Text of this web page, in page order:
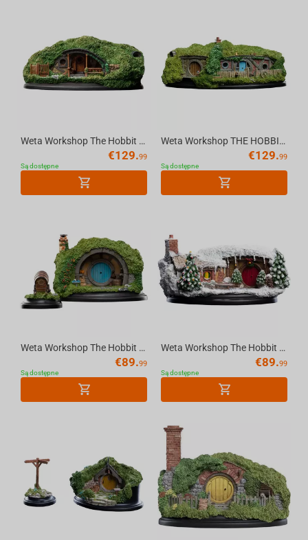
Weta Workshop The Hobbit - Hole 39 Low Road Environment
€129.99
Są dostępne
Weta Workshop THE HOBBIT - Hole 24 Gandalf's Cutting Environment Statue (20 cm)
€129.99
Są dostępne
Weta Workshop The Hobbit - Hole 2A Hill Lane Environment
€89.99
Są dostępne
Weta Workshop The Hobbit - Hobit 35 Bagshot Row Christmas Environment
€89.99
Są dostępne